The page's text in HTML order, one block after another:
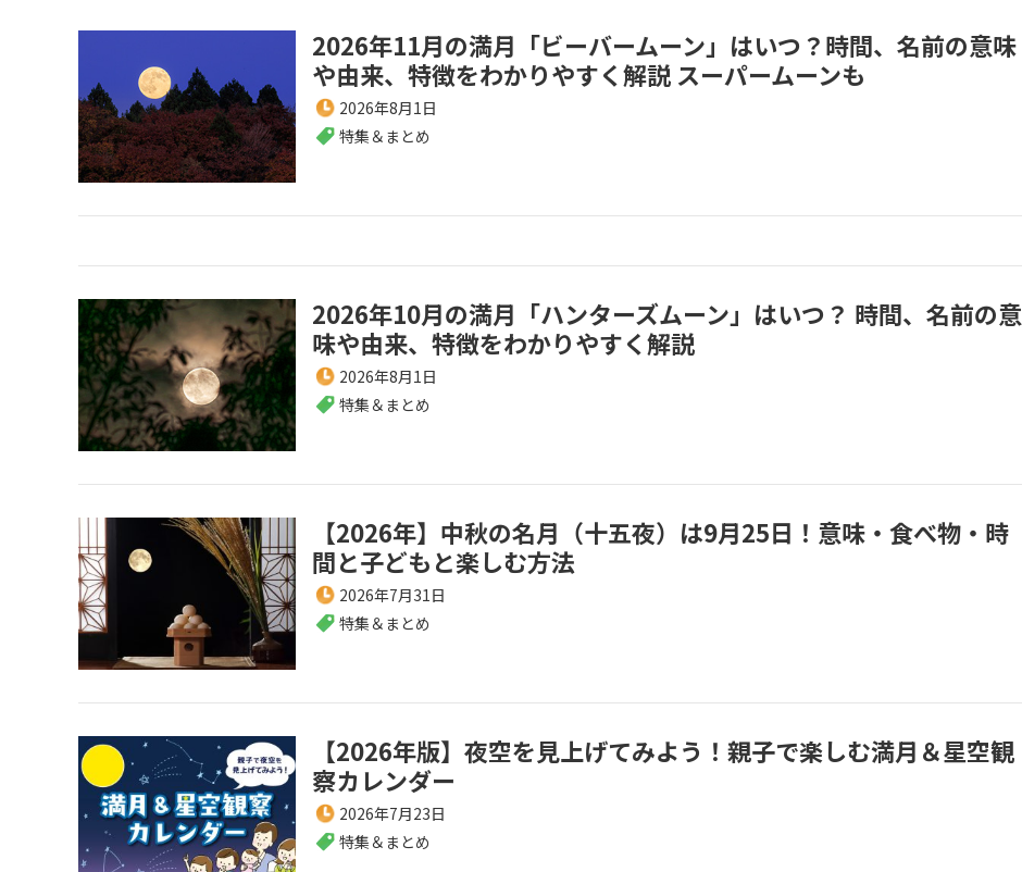
2026年11月の満月「ビーバームーン」はいつ？時間、名前の意味
や由来、特徴をわかりやすく解説 スーパームーンも
2026年8月1日
特集＆まとめ
2026年10月の満月「ハンターズムーン」はいつ？ 時間、名前の意
味や由来、特徴をわかりやすく解説
2026年8月1日
特集＆まとめ
【2026年】中秋の名月（十五夜）は9月25日！意味・食べ物・時
間と子どもと楽しむ方法
2026年7月31日
特集＆まとめ
【2026年版】夜空を見上げてみよう！親子で楽しむ満月＆星空観
察カレンダー
2026年7月23日
特集＆まとめ